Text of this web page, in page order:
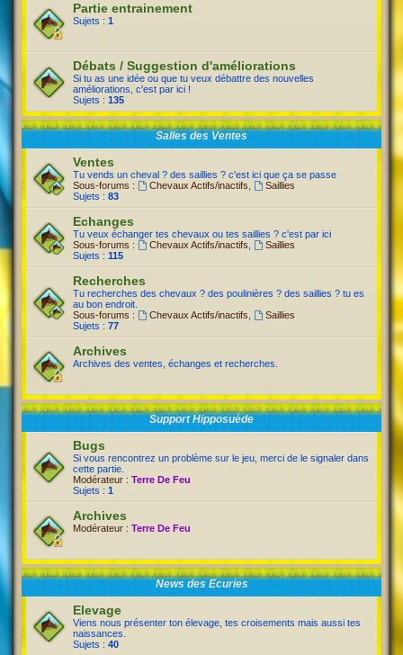
Partie entrainement
Sujets : 1
Débats / Suggestion d'améliorations
Si tu as une idée ou que tu veux débattre des nouvelles
améliorations, c'est par ici !
Sujets : 135
Salles des Ventes
Ventes
Tu vends un cheval ? des saillies ? c'est ici que ça se passe
Sous-forums :
Chevaux Actifs/inactifs
Saillies
Sujets : 83
Echanges
Tu veux échanger tes chevaux ou tes saillies ? c'est par ici
Sous-forums :
Chevaux Actifs/inactifs
Saillies
Sujets : 115
Recherches
Tu recherches des chevaux ? des poulinières ? des saillies ? tu es
au bon endroit.
Sous-forums :
Chevaux Actifs/inactifs
Saillies
Sujets : 77
Archives
Archives des ventes, échanges et recherches.
Support Hipposuède
Bugs
Si vous rencontrez un problème sur le jeu, merci de le signaler dans
cette partie.
Modérateur : Terre De Feu
Sujets : 1
Archives
Modérateur : Terre De Feu
News des Ecuries
Elevage
Viens nous présenter ton élevage, tes croisements mais aussi tes
naissances.
Sujets : 40